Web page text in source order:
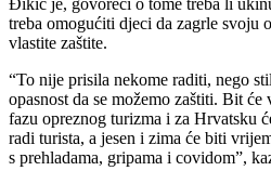
Đikić je, govoreći o tome treba li
treba omogućiti djeci da zagrle svoju
vlastite zaštite.
“To nije prisila nekome raditi, nego
opasnost da se možemo zaštiti. Bit
fazu opreznog turizma i za Hrvatsku
radi turista, a jesen i zima će biti
s prehladama, gripama i covidom”,